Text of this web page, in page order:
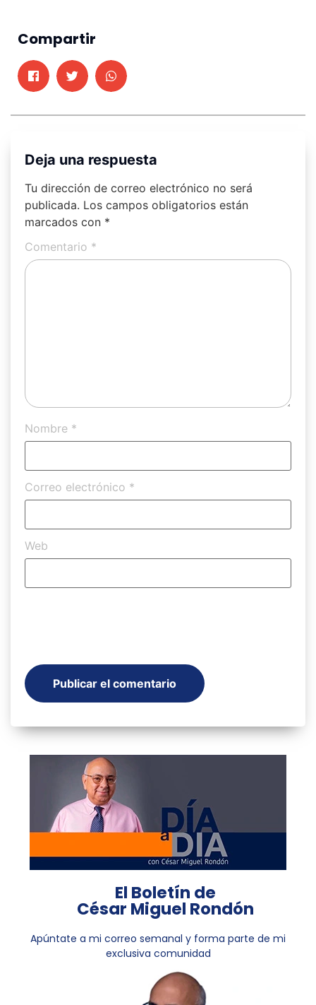
Compartir
Deja una respuesta
Tu dirección de correo electrónico no será
publicada. Los campos obligatorios están
marcados con *
Comentario *
Nombre *
Correo electrónico *
Web
El Boletín de
César Miguel Rondón
Apúntate a mi correo semanal y forma parte de mi
exclusiva comunidad